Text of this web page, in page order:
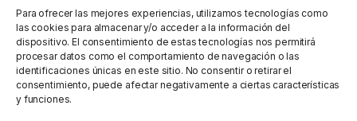
Para ofrecer las mejores experiencias, utilizamos tecnologías como
las cookies para almacenar y/o acceder a la información del
dispositivo. El consentimiento de estas tecnologías nos permitirá
procesar datos como el comportamiento de navegación o las
identificaciones únicas en este sitio. No consentir o retirar el
consentimiento, puede afectar negativamente a ciertas características
y funciones.